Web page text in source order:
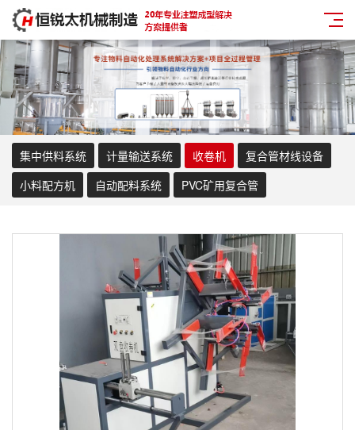
集中供料系统 计量输送系统 收卷机
复合管材线设备
小料配方机
自动配料系统 PVC矿用复合管